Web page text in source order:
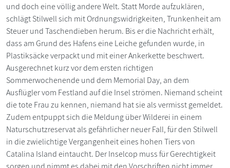
und doch eine völlig andere Welt. Statt Morde aufzuklären,
schlägt Stilwell sich mit Ordnungswidrigkeiten, Trunkenheit am
Steuer und Taschendieben herum. Bis er die Nachricht erhält,
dass am Grund des Hafens eine Leiche gefunden wurde, in
Plastiksäcke verpackt und mit einer Ankerkette beschwert.
Ausgerechnet kurz vor dem ersten richtigen
Sommerwochenende und dem Memorial Day, an dem
Ausflügler vom Festland auf die Insel strömen. Niemand scheint
die tote Frau zu kennen, niemand hat sie als vermisst gemeldet.
Zudem entpuppt sich die Meldung über Wilderei in einem
Naturschutzreservat als gefährlicher neuer Fall, für den Stilwell
in die zwielichtige Vergangenheit eines hohen Tiers von
Catalina Island eintaucht. Der Inselcop muss für Gerechtigkeit